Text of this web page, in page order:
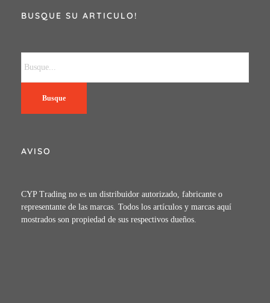
BUSQUE SU ARTICULO!
Busque
AVISO
CYP Trading no es un distribuidor autorizado, fabricante o
representante de las marcas. Todos los artículos y marcas aquí
mostrados son propiedad de sus respectivos dueños.